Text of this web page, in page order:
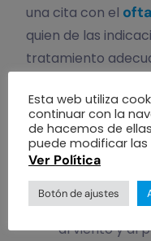
una cita con el
quien de las
tratamiento
tratamientos
Uso de
los ojos
Uso de gafas
de la luz
al viento y al
Esta web utiliza
continuar con la
de hacemos de
puede modificar las
Ver Política
Botón de ajustes